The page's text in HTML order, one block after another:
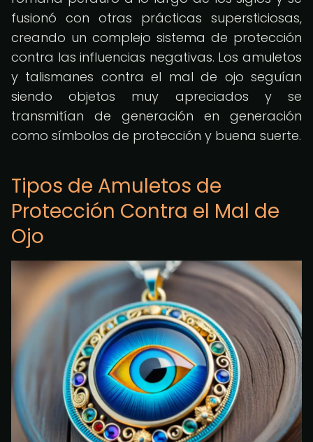
fusionó con otras prácticas supersticiosas,
creando un complejo sistema de protección
contra las influencias negativas. Los amuletos
y talismanes contra el mal de ojo seguían
siendo objetos muy apreciados y se
transmitían de generación en generación
como símbolos de protección y buena suerte.
Tipos de Amuletos de
Protección Contra el Mal de
Ojo